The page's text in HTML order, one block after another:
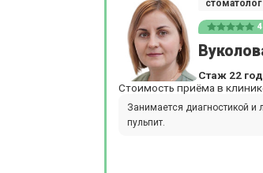
стоматолог
Стаж 22
Стоимость приёма в
Занимается диагностикой и
пульпит.